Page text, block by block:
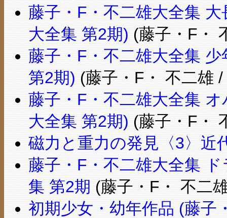
藤子・F・不二雄大全集
大全集 第2期) (藤子・F・
藤子・F・不二雄大全集
第2期) (藤子・F・ 不二雄
藤子・F・不二雄大全集
大全集 第2期) (藤子・F・
磁力と重力の発見〈3〉近
藤子・F・不二雄大全集
集 第2期 (藤子・F・ 不二
初期少女・幼年作品 (藤子